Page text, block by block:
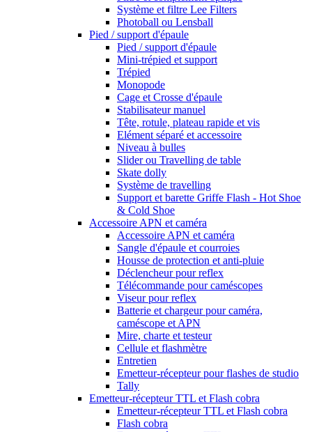
Système et filtre Lee Filters
Photoball ou Lensball
Pied / support d'épaule
Pied / support d'épaule
Mini-trépied et support
Trépied
Monopode
Cage et Crosse d'épaule
Stabilisateur manuel
Tête, rotule, plateau rapide et vis
Elément séparé et accessoire
Niveau à bulles
Slider ou Travelling de table
Skate dolly
Système de travelling
Support et barette Griffe Flash - Hot Shoe
& Cold Shoe
Accessoire APN et caméra
Accessoire APN et caméra
Sangle d'épaule et courroies
Housse de protection et anti-pluie
Déclencheur pour reflex
Télécommande pour caméscopes
Viseur pour reflex
Batterie et chargeur pour caméra,
caméscope et APN
Mire, charte et testeur
Cellule et flashmètre
Entretien
Emetteur-récepteur pour flashes de studio
Tally
Emetteur-récepteur TTL et Flash cobra
Emetteur-récepteur TTL et Flash cobra
Flash cobra